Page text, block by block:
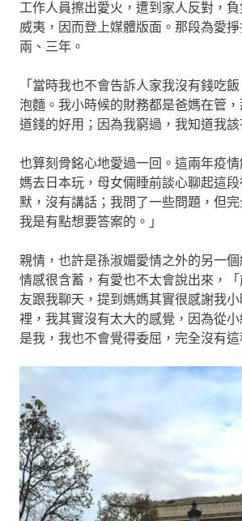
工作人員擦出愛火，遭到家人反對，
威夷，因而登上媒體版面。那段為愛
兩、三年。
「當時我也不會告訴人家我沒有錢吃
泡麵。我小時候的財務都是爸媽在管
道錢的好用；因為我窮過，我知道我該
也算刻骨銘心地愛過一回。這兩年疫
媽去日本玩，母女倆睡前談心聊起這
默，沒有講話；我問了一些問題，但
我是有點想要答案的。」
親情，也許是孫淑媚愛情之外的另一
情感很含蓄，有愛也不太會說出來，
友跟我聊天，提到媽媽其實很感謝我
裡，我其實沒有太大的感覺，因為從
是我，我也不會覺得委屈，完全沒有這